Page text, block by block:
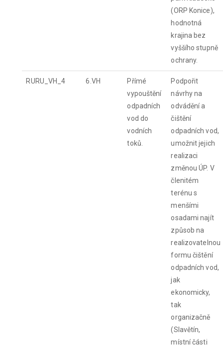
(ORP Konice),
hodnotná
krajina bez
vyššího stupně
ochrany.
RURU_VH_4 6.VH
Přímé
vypouštění
odpadních
vod do
vodních
toků.
Podpořit
návrhy na
odvádění a
čištění
odpadních vod,
umožnit jejich
realizaci
změnou ÚP. V
členitém
terénu s
menšími
osadami najít
způsob na
realizovatelnou
formu čištění
odpadních vod,
jak
ekonomicky,
tak
organizačně
(Slavětín,
místní části